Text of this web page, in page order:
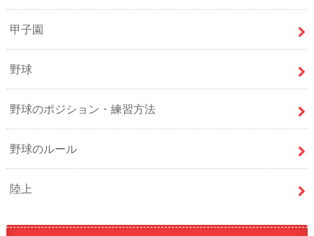
甲子園
野球
野球のポジション・練習方法
野球のルール
陸上